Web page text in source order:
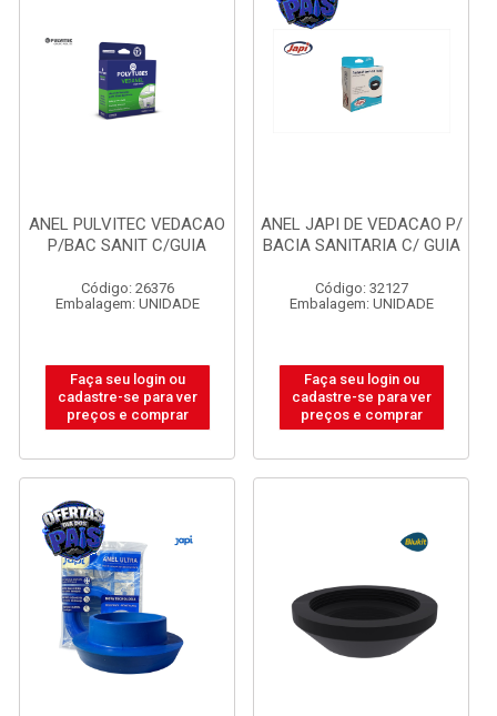
ANEL PULVITEC VEDACAO
P/BAC SANIT C/GUIA
Código: 26376
Embalagem: UNIDADE
Faça seu login ou
cadastre-se para ver
preços e comprar
ANEL JAPI DE VEDACAO P/
BACIA SANITARIA C/ GUIA
Código: 32127
Embalagem: UNIDADE
Faça seu login ou
cadastre-se para ver
preços e comprar